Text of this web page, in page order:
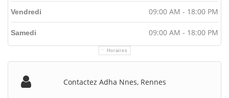
Horaires
Vendredi 09:00 AM - 18:00 PM
Samedi 09:00 AM - 18:00 PM
Contactez Adha Nnes, Rennes